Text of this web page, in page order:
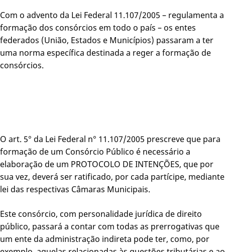
Com o advento da Lei Federal 11.107/2005 – regulamenta a
formação dos consórcios em todo o país – os entes
federados (União, Estados e Municípios) passaram a ter
uma norma específica destinada a reger a formação de
consórcios.
O art. 5° da Lei Federal n° 11.107/2005 prescreve que para
formação de um Consórcio Público é necessário a
elaboração de um PROTOCOLO DE INTENÇÕES, que por
sua vez, deverá ser ratificado, por cada partícipe, mediante
lei das respectivas Câmaras Municipais.
Este consórcio, com personalidade jurídica de direito
público, passará a contar com todas as prerrogativas que
um ente da administração indireta pode ter, como, por